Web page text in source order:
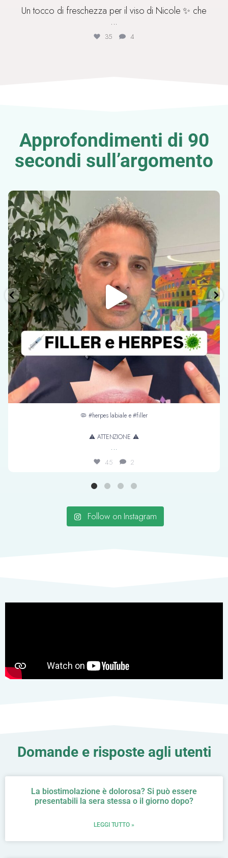
Un tocco di freschezza per il viso di Nicole ✨ che
...
35 4
Approfondimenti di 90
secondi sull’argomento
🦠 #herpes labiale e #filler
⚠️ ATTENZIONE ⚠️
...
45
🦠 #herpes labiale e #filler
⚠️ ATTENZIONE ⚠️
...
45 2
Follow on Instagram
Domande e risposte agli utenti
La biostimolazione è dolorosa? Si può essere
presentabili la sera stessa o il giorno dopo?
LEGGI TUTTO »